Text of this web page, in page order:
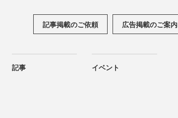
記事掲載のご依頼 広告掲載のご案内
記事 イベント